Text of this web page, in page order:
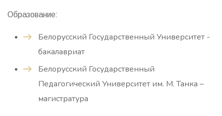
Образование:
Белорусский Государственный Университет -
бакалавриат
Белорусский Государственный
Педагогический Университет им. М. Танка –
магистратура